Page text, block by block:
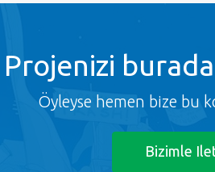
Projenizi burada
Öyleyse hemen bize bu
Bizimle